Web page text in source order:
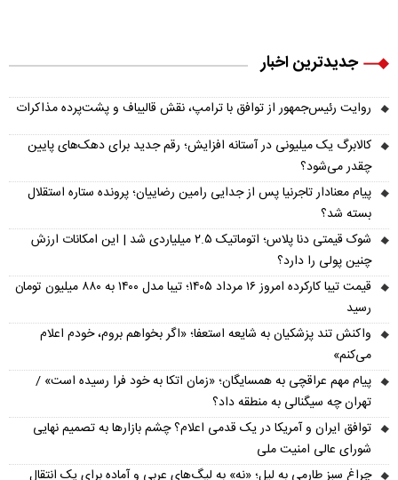
جدیدترین اخبار
روایت رئیس‌جمهور از توافق با ترامپ، نقش قالیباف و پشت‌پرده مذاکرات
کالابرگ یک میلیونی در آستانه افزایش؛ رقم جدید برای دهک‌های پایین
چقدر می‌شود؟
پیام معنادار تاجرنیا پس از جدایی رامین رضاییان؛ پرونده ستاره استقلال
بسته شد؟
شوک قیمتی دنا پلاس؛ اتوماتیک ۲.۵ میلیاردی شد | این امکانات ارزش
چنین پولی را دارد؟
قیمت تیبا کارکرده امروز ۱۶ مرداد ۱۴۰۵؛ تیبا مدل ۱۴۰۰ به ۸۸۰ میلیون تومان
رسید
واکنش تند پزشکیان به شایعه استعفا؛ «اگر بخواهم بروم، خودم اعلام
می‌کنم»
پیام مهم عراقچی به همسایگان؛ «زمان اتکا به خود فرا رسیده است» /
تهران چه سیگنالی به منطقه داد؟
توافق ایران و آمریکا در یک قدمی اعلام؟ چشم بازارها به تصمیم نهایی
شورای عالی امنیت ملی
چراغ سبز طارمی به لیل؛ «نه» به لیگ‌های عربی و آماده برای یک انتقال